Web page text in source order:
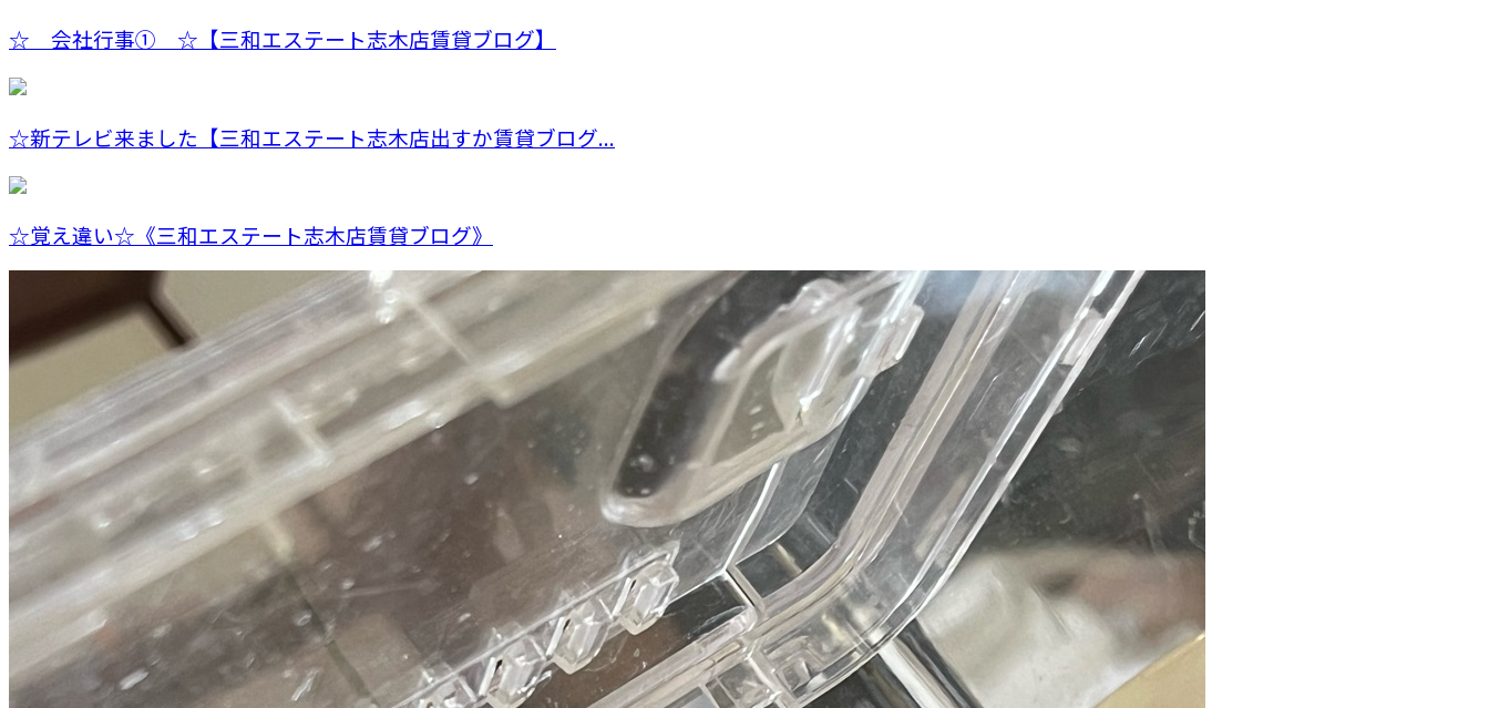
☆ 会社行事① ☆【三和エステート志木店賃貸ブログ】
☆新テレビ来ました【三和エステート志木店出すか賃貸ブログ...
☆覚え違い☆《三和エステート志木店賃貸ブログ》